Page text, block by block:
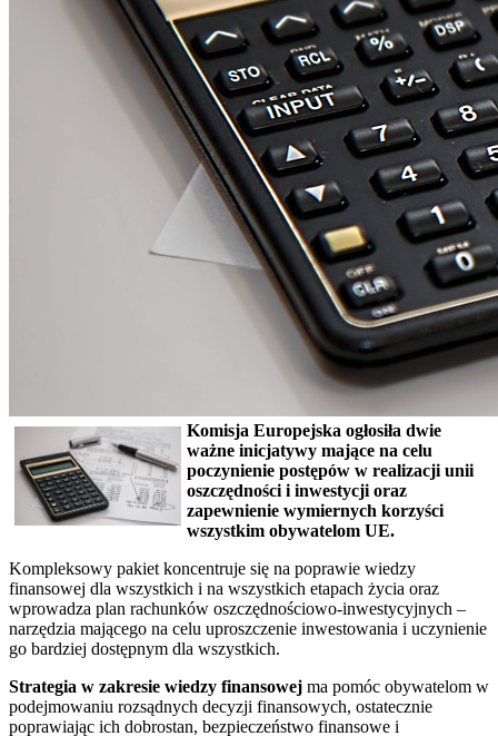
Komisja Europejska ogłosiła dwie
ważne inicjatywy mające na celu
poczynienie postępów w realizacji unii
oszczędności i inwestycji oraz
zapewnienie wymiernych korzyści
wszystkim obywatelom UE.
Kompleksowy pakiet koncentruje się na poprawie wiedzy
finansowej dla wszystkich i na wszystkich etapach życia oraz
wprowadza plan rachunków oszczędnościowo-inwestycyjnych –
narzędzia mającego na celu uproszczenie inwestowania i uczynienie
go bardziej dostępnym dla wszystkich.
Strategia w zakresie wiedzy finansowej ma pomóc obywatelom w
podejmowaniu rozsądnych decyzji finansowych, ostatecznie
poprawiając ich dobrostan, bezpieczeństwo finansowe i